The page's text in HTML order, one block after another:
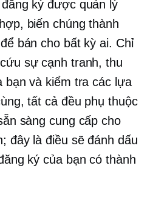
ký được quản lý
biến chúng thành
bán cho bất kỳ ai. Chỉ
sự cạnh tranh, thu
bạn và kiểm tra các lựa
tất cả đều phụ thuộc
sàng cung cấp cho
đây là điều sẽ đánh dấu
ký của bạn có thành